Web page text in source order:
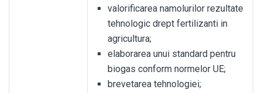
valorificarea namolurilor rezultate
tehnologic drept fertilizanti in
agricultura;
elaborarea unui standard pentru
biogas conform normelor UE;
brevetarea tehnologiei;